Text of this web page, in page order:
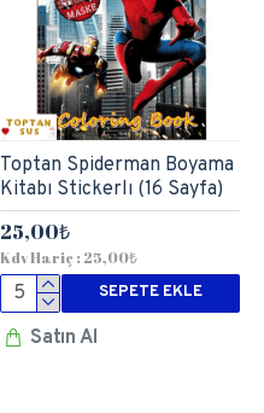
Toptan Spiderman Boyama
Kitabı Stickerlı (16 Sayfa)
25,00₺
Kdv Hariç : 25,00₺
SEPETE EKLE
Satın Al